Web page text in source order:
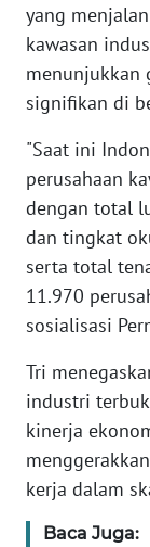
yang
kawasan
menunjukkan
signifikan di
"Saat ini
perusahaan
dengan total
dan tingkat
serta total
11.970
sosialisasi
Tri
industri
kinerja
kerja dalam
Baca Juga:
Wahana
News
Regional
SUMUT
WN
JAKARTA
WN
WN
BANTEN
NTT
WN